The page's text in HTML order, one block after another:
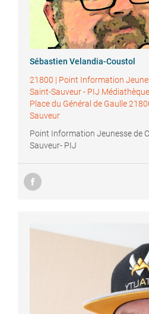
Sébastien Velandia-Coustol
21800 | Point Information
Saint-Sauveur - PIJ
Place du Général de Gaulle
Sauveur
Point Information Jeunesse de
Sauveur- PIJ